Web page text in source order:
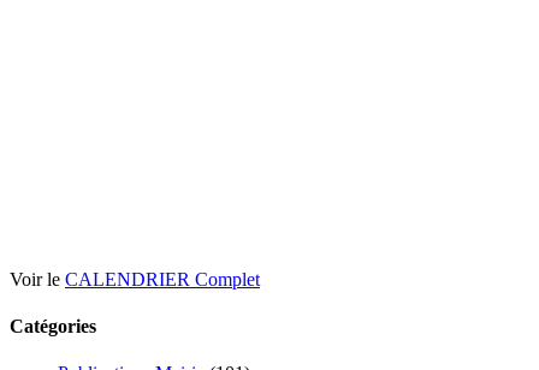
Voir le CALENDRIER Complet
Catégories